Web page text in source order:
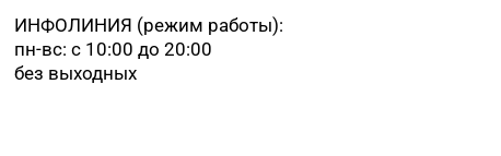
ИНФОЛИНИЯ (режим работы):
пн-вс: с 10:00 до 20:00
без выходных